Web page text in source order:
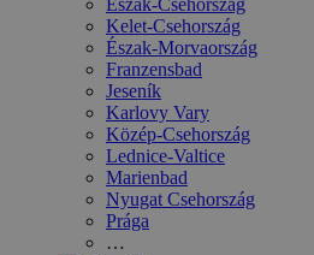
Észak-Csehország
Kelet-Csehország
Észak-Morvaország
Franzensbad
Jeseník
Karlovy Vary
Közép-Csehország
Lednice-Valtice
Marienbad
Nyugat Csehország
Prága
…